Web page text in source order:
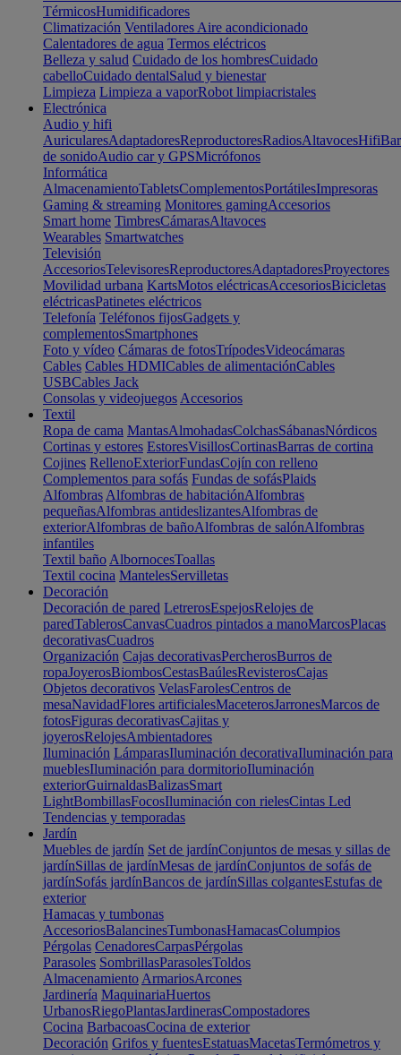
TérmicosHumidificadores
Climatización Ventiladores Aire acondicionado
Calentadores de agua Termos eléctricos
Belleza y salud Cuidado de los hombresCuidado
cabelloCuidado dentalSalud y bienestar
Limpieza Limpieza a vaporRobot limpiacristales
Electrónica
Audio y hifi
AuricularesAdaptadoresReproductoresRadiosAltavocesHifi
de sonidoAudio car y GPSMicrófonos
Informática
AlmacenamientoTabletsComplementosPortátilesImpresoras
Gaming & streaming Monitores gamingAccesorios
Smart home TimbresCámarasAltavoces
Wearables Smartwatches
Televisión
AccesoriosTelevisoresReproductoresAdaptadoresProyectores
Movilidad urbana KartsMotos eléctricasAccesoriosBicicletas
eléctricasPatinetes eléctricos
Telefonía Teléfonos fijosGadgets y
complementosSmartphones
Foto y vídeo Cámaras de fotosTrípodesVideocámaras
Cables Cables HDMICables de alimentaciónCables
USBCables Jack
Consolas y videojuegos Accesorios
Textil
Ropa de cama MantasAlmohadasColchasSábanasNórdicos
Cortinas y estores EstoresVisillosCortinasBarras de cortina
Cojines RellenoExteriorFundasCojín con relleno
Complementos para sofás Fundas de sofásPlaids
Alfombras Alfombras de habitaciónAlfombras
pequeñasAlfombras antideslizantesAlfombras de
exteriorAlfombras de bañoAlfombras de salónAlfombras
infantiles
Textil baño AlbornocesToallas
Textil cocina MantelesServilletas
Decoración
Decoración de pared LetrerosEspejosRelojes de
paredTablerosCanvasCuadros pintados a manoMarcosPlacas
decorativasCuadros
Organización Cajas decorativasPercherosBurros de
ropaJoyerosBiombosCestasBaúlesRevisterosCajas
Objetos decorativos VelasFarolesCentros de
mesaNavidadFlores artificialesMaceterosJarronesMarcos de
fotosFiguras decorativasCajitas y
joyerosRelojesAmbientadores
Iluminación LámparasIluminación decorativaIluminación para
mueblesIluminación para dormitorioIluminación
exteriorGuirnaldasBalizasSmart
LightBombillasFocosIluminación con rielesCintas Led
Tendencias y temporadas
Jardín
Muebles de jardín Set de jardínConjuntos de mesas y sillas de
jardínSillas de jardínMesas de jardínConjuntos de sofás de
jardínSofás jardínBancos de jardínSillas colgantesEstufas de
exterior
Hamacas y tumbonas
AccesoriosBalancinesTumbonasHamacasColumpios
Pérgolas CenadoresCarpasPérgolas
Parasoles SombrillasParasolesToldos
Almacenamiento ArmariosArcones
Jardinería MaquinariaHuertos
UrbanosRiegoPlantasJardinerasCompostadores
Cocina BarbacoasCocina de exterior
Decoración Grifos y fuentesEstatuasMacetasTermómetros y